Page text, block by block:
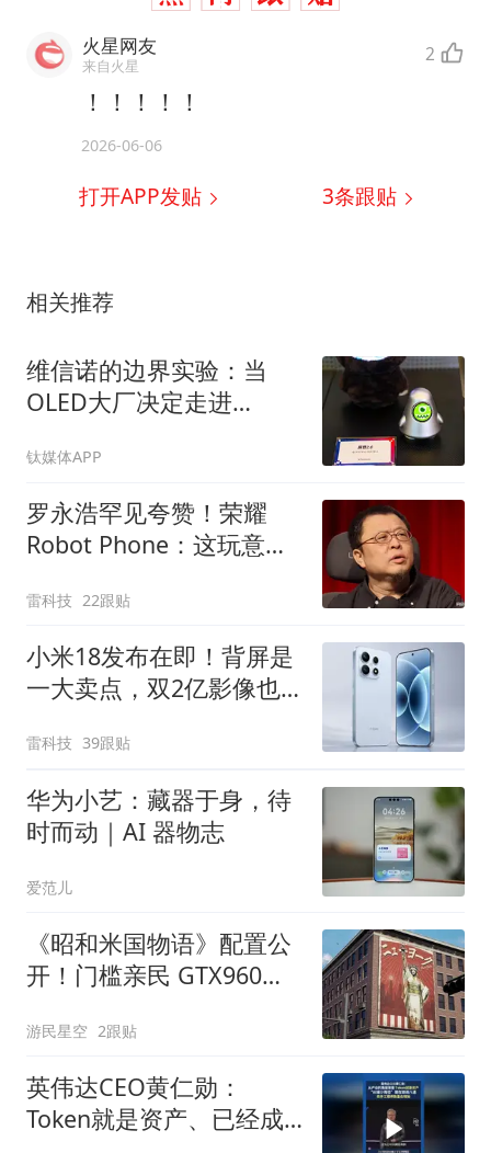
火星网友
来自火星 2
！！！！！
2026-06-06
打开APP发贴 3条跟贴
相关推荐
维信诺的边界实验：当
OLED大厂决定走进
钛媒体APP
罗永浩罕见夸赞！荣耀
Robot Phone：这玩意儿
雷科技 22跟贴
小米18发布在即！背屏是
一大卖点，双2亿影像也
雷科技 39跟贴
华为小艺：藏器于身，待
时而动｜AI 器物志
爱范儿
《昭和米国物语》配置公
开！门槛亲民 GTX960就
游民星空 2跟贴
英伟达CEO黄仁勋：
Token就是资产、已经成